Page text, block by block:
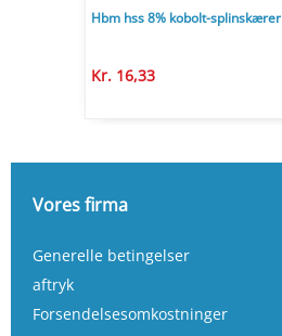
Hbm hss 8% kobolt-splinskærer
Kr. 16,33
Vores firma
Generelle betingelser
aftryk
Forsendelsesomkostninger